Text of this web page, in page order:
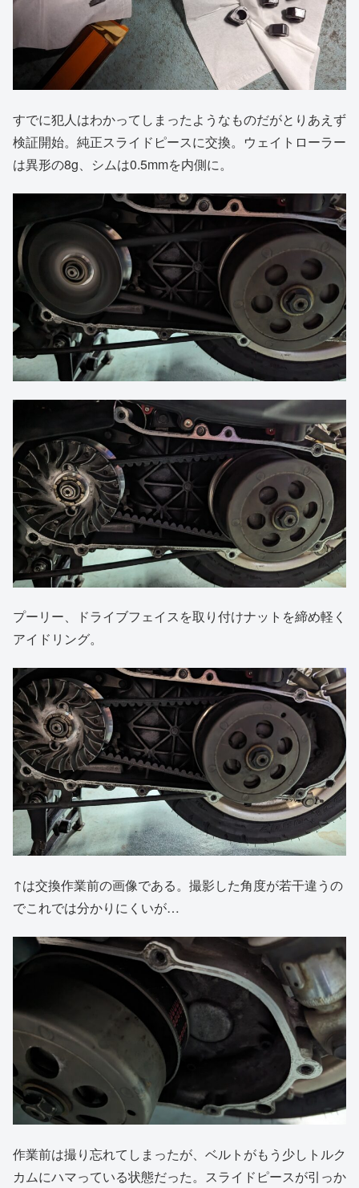
すでに犯人はわかってしまったようなものだがとりあえず
検証開始。純正スライドピースに交換。ウェイトローラー
は異形の8g、シムは0.5mmを内側に。
プーリー、ドライブフェイスを取り付けナットを締め軽く
アイドリング。
↑は交換作業前の画像である。撮影した角度が若干違うの
でこれでは分かりにくいが…
作業前は撮り忘れてしまったが、ベルトがもう少しトルク
カムにハマっている状態だった。スライドピースが引っか